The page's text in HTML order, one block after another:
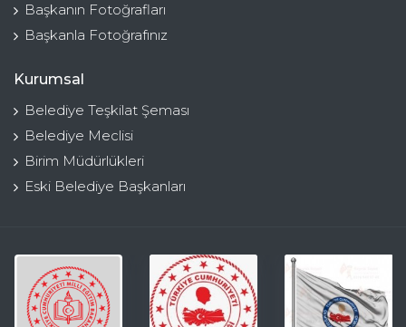
Başkanın Fotoğrafları
Başkanla Fotoğrafınız
Kurumsal
Belediye Teşkilat Şeması
Belediye Meclisi
Birim Müdürlükleri
Eski Belediye Başkanları